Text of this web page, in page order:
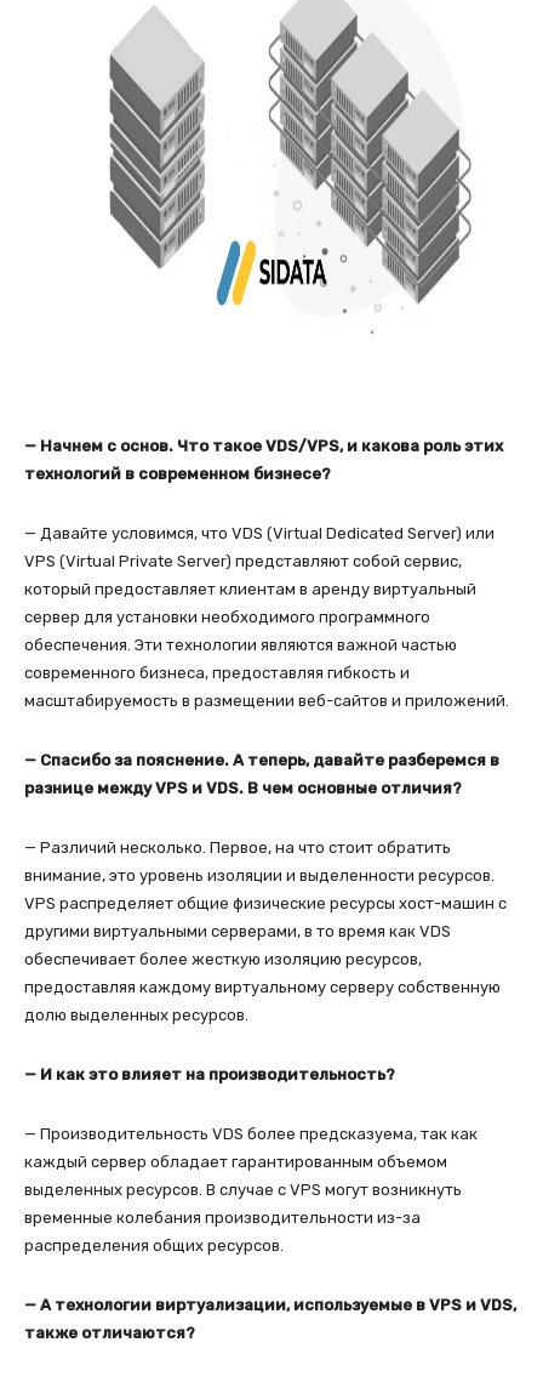
— Начнем с основ. Что такое VDS/VPS, и какова роль этих
технологий в современном бизнесе?
— Давайте условимся, что VDS (Virtual Dedicated Server) или
VPS (Virtual Private Server) представляют собой сервис,
который предоставляет клиентам в аренду виртуальный
сервер для установки необходимого программного
обеспечения. Эти технологии являются важной частью
современного бизнеса, предоставляя гибкость и
масштабируемость в размещении веб-сайтов и приложений.
— Спасибо за пояснение. А теперь, давайте разберемся в
разнице между VPS и VDS. В чем основные отличия?
— Различий несколько. Первое, на что стоит обратить
внимание, это уровень изоляции и выделенности ресурсов.
VPS распределяет общие физические ресурсы хост-машин с
другими виртуальными серверами, в то время как VDS
обеспечивает более жесткую изоляцию ресурсов,
предоставляя каждому виртуальному серверу собственную
долю выделенных ресурсов.
— И как это влияет на производительность?
— Производительность VDS более предсказуема, так как
каждый сервер обладает гарантированным объемом
выделенных ресурсов. В случае с VPS могут возникнуть
временные колебания производительности из-за
распределения общих ресурсов.
— А технологии виртуализации, используемые в VPS и VDS,
также отличаются?